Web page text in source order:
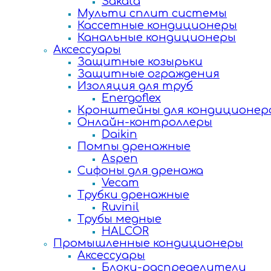
Мульти сплит системы
Кассетные кондиционеры
Канальные кондиционеры
Аксессуары
Защитные козырьки
Защитные ограждения
Изоляция для труб
Energoflex
Кронштейны для
Онлайн-контроллеры
Daikin
Помпы дренажные
Aspen
Сифоны для дренажа
Vecam
Трубки дренажные
Ruvinil
Трубы медные
HALCOR
Промышленные кондиционеры
Аксессуары
Блоки-распределители